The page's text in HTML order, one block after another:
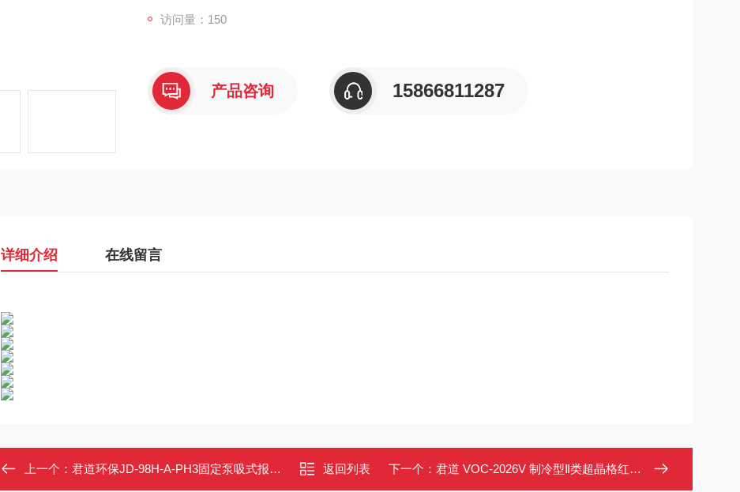
访问量：150
产品咨询 15866811287
详细介绍 在线留言
上一个： 君道环保JD-98H-A-PH3固定泵吸式报警仪 返回列表 下一个： 君道 VOC-2026V 制冷型Ⅱ类超晶格红外检漏仪 支持视频拍照语音取证